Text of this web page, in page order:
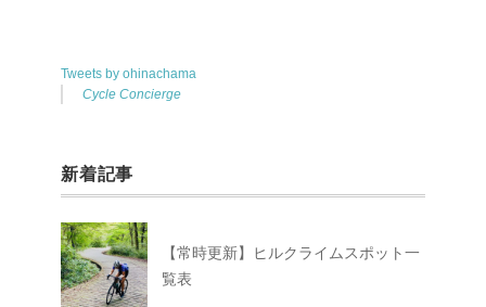
Tweets by ohinachama
Cycle Concierge
新着記事
【常時更新】ヒルクライムスポット一
覧表